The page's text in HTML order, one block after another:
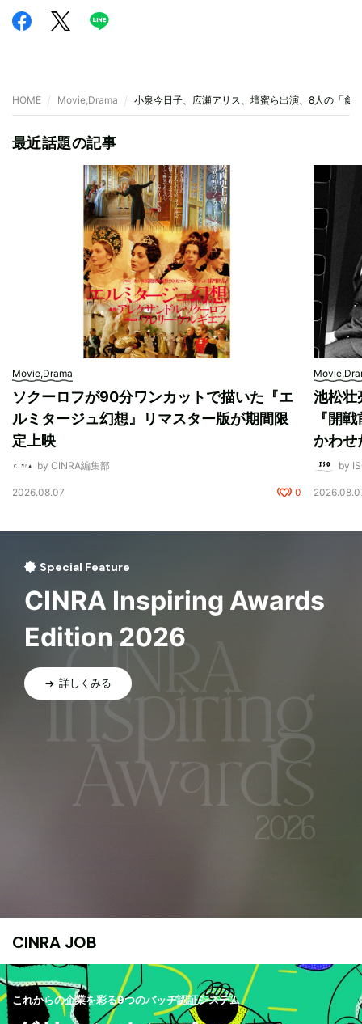
HOME Movie,Drama 小泉今日子、広瀬アリス、壇蜜ら出演、8人の「食
最近話題の記事
Movie,Drama
ソクーロフが90分ワンカットで描いた『エ
ルミタージュ幻想』リマスター版が期間限
定上映
by CINRA編集部
2026.08.07 0
池松壮
『開
かわせ
by
Special Feature
CINRA Inspiring Awards
Edition 2026
詳しくみる
CINRA JOB
これからの企業を彩る9つのバッヂ認証システム